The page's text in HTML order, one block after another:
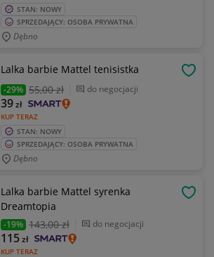
STAN: NOWY
SPRZEDAJĄCY: OSOBA PRYWATNA
Dębno
Lalka barbie Mattel tenisistka
-29% 55,00 zł do negocjacji
KUP TERAZ
39zł
STAN: NOWY
SPRZEDAJĄCY: OSOBA PRYWATNA
Dębno
Lalka barbie Mattel syrenka
Dreamtopia
-19% 143,00 zł do negocjacji
KUP TERAZ
115zł